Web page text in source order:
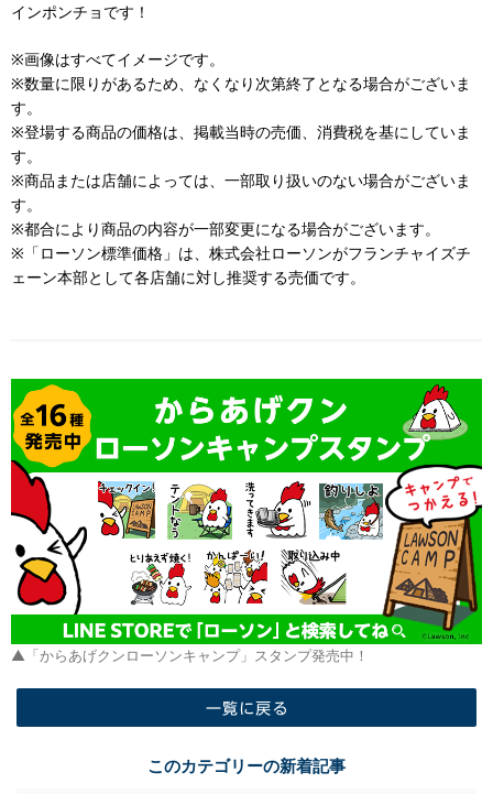
インポンチョです！
※画像はすべてイメージです。
※数量に限りがあるため、なくなり次第終了となる場合がございま
す。
※登場する商品の価格は、掲載当時の売価、消費税を基にしていま
す。
※商品または店舗によっては、一部取り扱いのない場合がございま
す。
※都合により商品の内容が一部変更になる場合がございます。
※「ローソン標準価格」は、株式会社ローソンがフランチャイズチ
ェーン本部として各店舗に対し推奨する売価です。
▲「からあげクンローソンキャンプ」スタンプ発売中！
このカテゴリーの新着記事